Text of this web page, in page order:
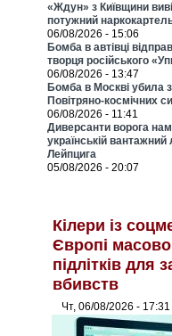
«Ждун» з Київщини
потужний
06/08/2026 - 15:06
Бомба в автівці
творця російського
06/08/2026 - 13:47
Бомба в Москві убила
Повітряно-космічних
06/08/2026 - 11:41
Диверсанти ворога
українській вантажний
Лейпцига
05/08/2026 - 20:07
Кілери із
Європі
підлітків для
вбивств
Чт, 06/08/2026 - 17:31